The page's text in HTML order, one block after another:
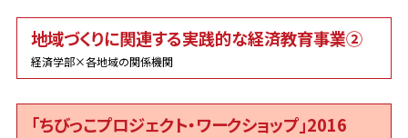
地域づくりに関連する実践的な経済教育事業②
経済学部×各地域の関係機関
「ちびっこプロジェクト・ワークショップ」2016